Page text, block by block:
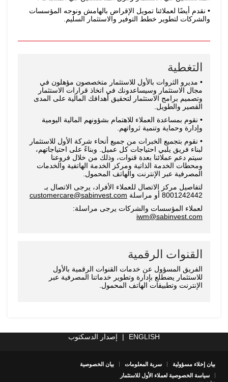
نقدم أيضًا لعملائنا تمويل الإقراض بالهامش ونوجه المؤسسات
والشركات لتطوير خطط التوفير والاستثمار السليم.
التغطية
مديرو الثروات بالأول للاستثمار متخصصون مؤهلون في
مجال الاستثمار وسيساعدونك في اتخاذ قرارات الاستثمار
وتصميم برامج الاستثمار لتحقيق أهدافك المالية على المدى
القصير والطويل.
نقوم بمساعدة العملاء للاهتمام بشؤونهم المالية اليومية
وإدارة وحماية وتنمية ثرواتهم.
نقوم بتجميع الخبرات من جميع أنحاء شركة الأول للاستثمار
لبناء فريق يلبي احتياجات كل عميل. وبناءً على احتياجاتهم،
سيتم دعم عملائنا بعدة قنوات، وذلك من خلال فروعنا
ومحطات الخدمة الذاتية ومركز الخدمة الهاتفية والخدمات
المصرفية عبر الإنترنت والهاتف المحمول.
لتفاصيل مركز الاتصال للعملاء الأفراد، يرجى الاتصال بـ
8001242442 أو مراسلة
customercare@sabinvest.com
لعملاء المؤسسات والشركات يرجى مراسلة:
iwm@sabinvest.com
القنوات الرقمية
الفريق المسؤول عن خدمات القنوات الرقمية بالأول
للاستثمار يضطلع بإدارة وتطوير خدماتنا المصرفية عبر
الإنترنت وتطبيقات الهاتف المحمول.
ENGLISH
| إصدار الدسكتوب
بيان إخلاء مسؤولية سرية المعلومات
بيان الخصوصية
سياسة الخصوصية لعملاء الأول للاستثمار